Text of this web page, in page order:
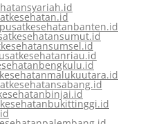
pusatkesehatanbanten.id